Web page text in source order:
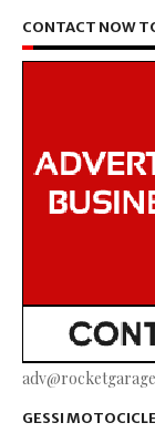
CONTACT NOW
GESSI